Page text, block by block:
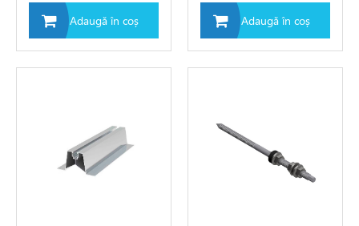
expansiuneAdaugă în coș Adaugă în coș